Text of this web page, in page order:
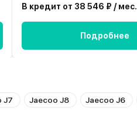
В кредит от 38 546 ₽ / мес.
Подробнее
J7 Jaecoo J8 Jaecoo J6